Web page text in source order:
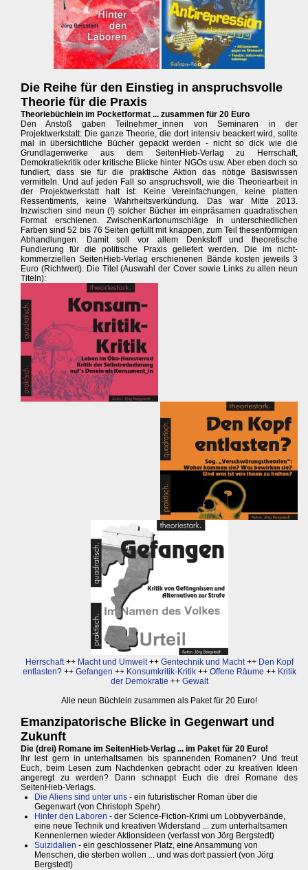
Die Reihe für den Einstieg in anspruchsvolle
Theorie für die Praxis
Theoriebüchlein im Pocketformat ... zusammen für 20 Euro
Den Anstoß gaben Teilnehmer_innen von Seminaren in der
Projektwerkstatt: Die ganze Theorie, die dort intensiv beackert wird, sollte
mal in übersichtliche Bücher gepackt werden - nicht so dick wie die
Grundlagenwerke aus dem SeitenHieb-Verlag zu Herrschaft,
Demokratiekritik oder kritische Blicke hinter NGOs usw. Aber eben doch so
fundiert, dass sie für die praktische Aktion das nötige Basiswissen
vermitteln. Und auf jeden Fall so anspruchsvoll, wie die Theoriearbeit in
der Projektwerkstatt halt ist: Keine Vereinfachungen, keine platten
Ressentiments, keine Wahrheitsverkündung. Das war Mitte 2013.
Inzwischen sind neun (!) solcher Bücher im einpräsamen quadratischen
Format erschienen. ZwischenKartonumschläge in unterschiedlichen
Farben sind 52 bis 76 Seiten gefüllt mit knappen, zum Teil thesenförmigen
Abhandlungen. Damit soll vor allem Denkstoff und theoretische
Fundierung für die politische Praxis geliefert werden. Die im nicht-
kommerziellen SeitenHieb-Verlag erschienenen Bände kosten jeweils 3
Euro (Richtwert). Die Titel (Auswahl der Cover sowie Links zu allen neun
Titeln):
Herrschaft++ Macht und Umwelt++ Gentechnik und Macht++ Den Kopf
entlasten?++ Gefangen ++ Konsumkritik-Kritik++ Offene Räume ++ Kritik
der Demokratie ++ Gewalt
Alle neun Büchlein zusammen als Paket für 20 Euro!
Emanzipatorische Blicke in Gegenwart und
Zukunft
Die (drei) Romane im SeitenHieb-Verlag ... im Paket für 20 Euro!
Ihr lest gern in unterhaltsamen bis spannenden Romanen? Und freut
Euch, beim Lesen zum Nachdenken gebracht oder zu kreativen Ideen
angeregt zu werden? Dann schnappt Euch die drei Romane des
SeitenHieb-Verlags.
Die Aliens sind unter uns - ein futuristischer Roman über die
Gegenwart (von Christoph Spehr)
Hinter den Laboren - der Science-Fiction-Krimi um Lobbyverbände,
eine neue Technik und kreativen Widerstand ... zum unterhaltsamen
Kennenlernen wieder Aktionsideen (verfasst von Jörg Bergstedt)
Suizidalien - ein geschlossener Platz, eine Ansammung von
Menschen, die sterben wollen ... und was dort passiert (von Jörg
Bergstedt)